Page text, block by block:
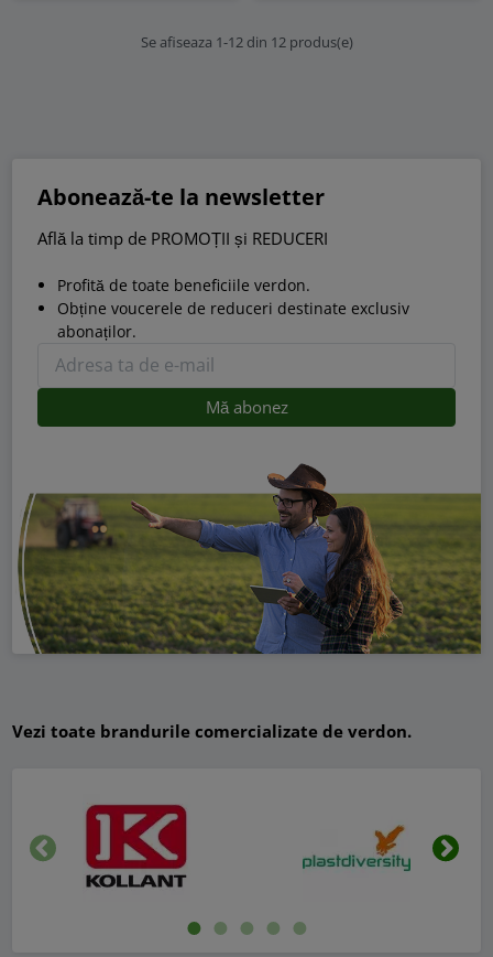
Se afiseaza 1-12 din 12 produs(e)
Abonează-te la newsletter
Află la timp de PROMOȚII și REDUCERI
Profită de toate beneficiile verdon.
Obține voucerele de reduceri destinate exclusiv
abonaților.
Vezi toate brandurile comercializate de verdon.
Inapoi